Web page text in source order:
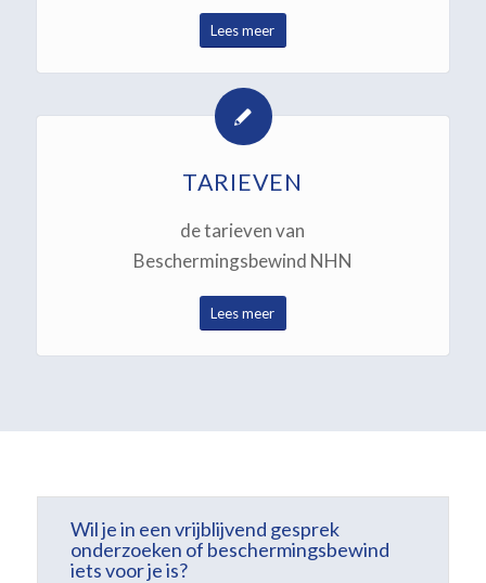
Lees meer
TARIEVEN
de tarieven van
Beschermingsbewind NHN
Lees meer
Wil je in een vrijblijvend gesprek
onderzoeken of beschermingsbewind
iets voor je is?